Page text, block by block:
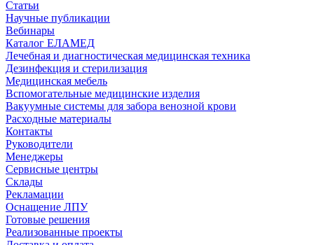
Статьи
Научные публикации
Вебинары
Каталог ЕЛАМЕД
Лечебная и диагностическая медицинская техника
Дезинфекция и стерилизация
Медицинская мебель
Вспомогательные медицинские изделия
Вакуумные системы для забора венозной крови
Расходные материалы
Контакты
Руководители
Менеджеры
Сервисные центры
Склады
Рекламации
Оснащение ЛПУ
Готовые решения
Реализованные проекты